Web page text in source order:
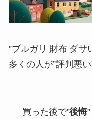
”ブルガリ 財布 ダサ
多くの人が”評判悪
買った後で”後悔